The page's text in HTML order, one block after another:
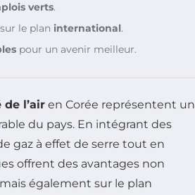
verts.
le plan international.
pour un avenir meilleur.
l’air en Corée représentent un
du pays. En intégrant des
gaz à effet de serre tout en
offrent des avantages non
également sur le plan